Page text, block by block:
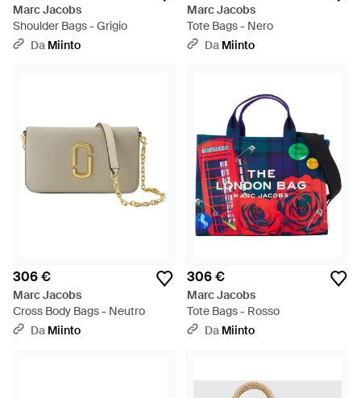
Marc Jacobs
Shoulder Bags - Grigio
Da Miinto
Marc Jacobs
Tote Bags - Nero
Da Miinto
306 €
Marc Jacobs
Cross Body Bags - Neutro
Da Miinto
306 €
Marc Jacobs
Tote Bags - Rosso
Da Miinto